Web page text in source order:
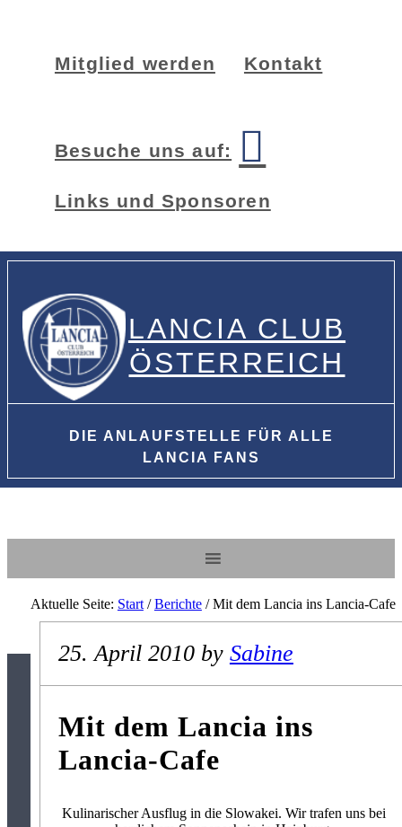
springen
springen
springen
Mitglied werden Kontakt
Besuche uns auf:
Links und Sponsoren
LANCIA CLUB
ÖSTERREICH
DIE ANLAUFSTELLE FÜR ALLE
LANCIA FANS
Aktuelle Seite: Start / Berichte /Mit dem Lancia ins Lancia-Cafe
25. April 2010by Sabine
Mit dem Lancia ins
Lancia-Cafe
Kulinarischer Ausflug in die Slowakei. Wir trafen uns bei